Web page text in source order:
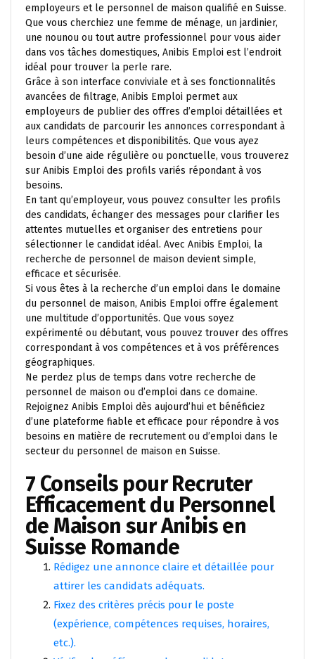
employeurs et le personnel de maison qualifié en Suisse.
Que vous cherchiez une femme de ménage, un jardinier,
une nounou ou tout autre professionnel pour vous aider
dans vos tâches domestiques, Anibis Emploi est l’endroit
idéal pour trouver la perle rare.
Grâce à son interface conviviale et à ses fonctionnalités
avancées de filtrage, Anibis Emploi permet aux
employeurs de publier des offres d’emploi détaillées et
aux candidats de parcourir les annonces correspondant à
leurs compétences et disponibilités. Que vous ayez
besoin d’une aide régulière ou ponctuelle, vous trouverez
sur Anibis Emploi des profils variés répondant à vos
besoins.
En tant qu’employeur, vous pouvez consulter les profils
des candidats, échanger des messages pour clarifier les
attentes mutuelles et organiser des entretiens pour
sélectionner le candidat idéal. Avec Anibis Emploi, la
recherche de personnel de maison devient simple,
efficace et sécurisée.
Si vous êtes à la recherche d’un emploi dans le domaine
du personnel de maison, Anibis Emploi offre également
une multitude d’opportunités. Que vous soyez
expérimenté ou débutant, vous pouvez trouver des offres
correspondant à vos compétences et à vos préférences
géographiques.
Ne perdez plus de temps dans votre recherche de
personnel de maison ou d’emploi dans ce domaine.
Rejoignez Anibis Emploi dès aujourd’hui et bénéficiez
d’une plateforme fiable et efficace pour répondre à vos
besoins en matière de recrutement ou d’emploi dans le
secteur du personnel de maison en Suisse.
7 Conseils pour Recruter
Efficacement du Personnel
de Maison sur Anibis en
Suisse Romande
Rédigez une annonce claire et détaillée pour
attirer les candidats adéquats.
Fixez des critères précis pour le poste
(expérience, compétences requises, horaires,
etc.).